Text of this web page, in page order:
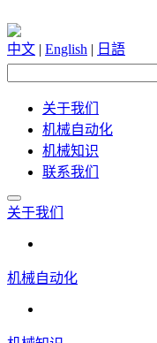
中文 | English | 日語
关于我们
机械自动化
机械知识
联系我们
关于我们
机械自动化